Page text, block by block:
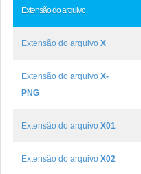
Extensão do arquivo
Extensão do arquivo X
Extensão do arquivo X-
PNG
Extensão do arquivo X01
Extensão do arquivo X02